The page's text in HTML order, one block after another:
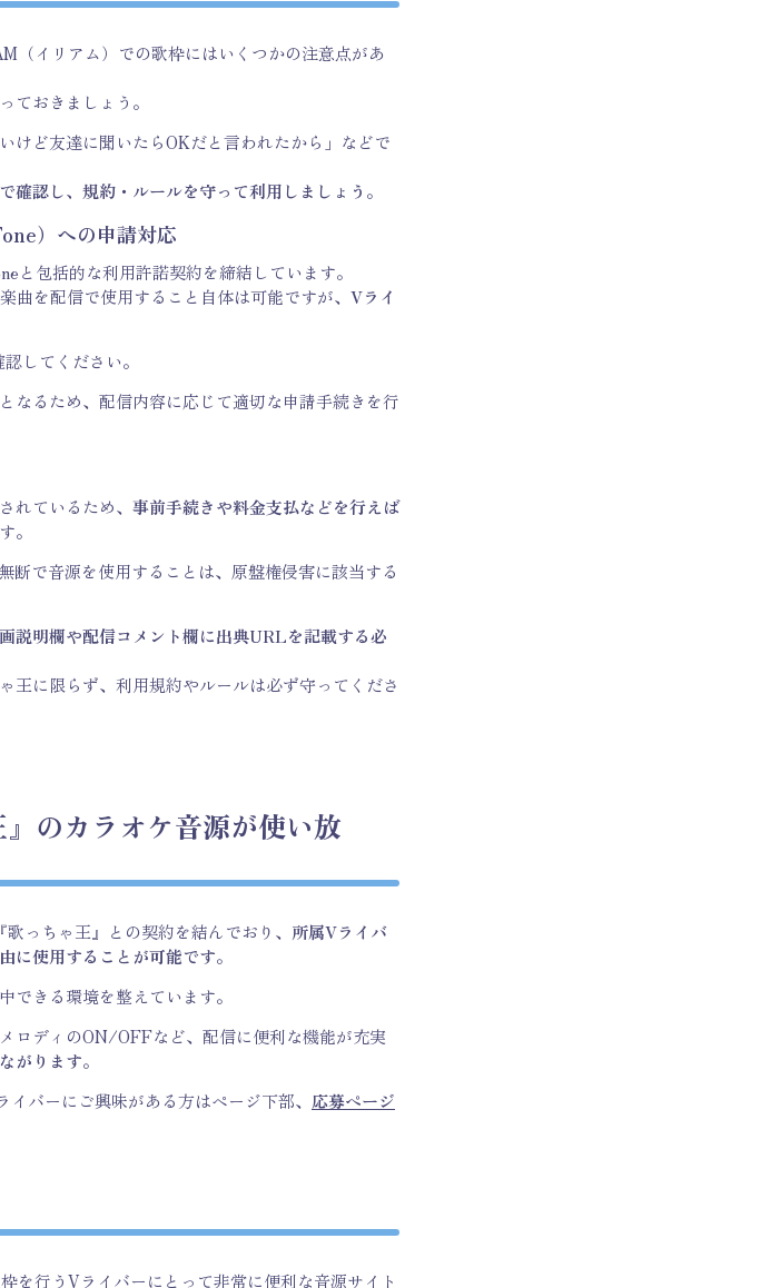
（イリアム） での歌枠にはいくつかの注意点があ
ておきましょう。
けど友達に聞いたらOKだと言われたから」などで
確認し、規約・ルールを守って利用しましょう 。
）への申請対応
と包括的な利用許諾契約を締結しています。
曲を配信で使用すること自体は可能ですが、 Vライ
認してください。
なるため、配信内容に応じて適切な申請手続きを行
れているため、 事前手続きや料金支払などを行えば
。
断で音源を使用することは、原盤権侵害に該当する
説明欄や配信コメント欄に出典URLを記載する必
王に限らず、利用規約やルールは必ず守ってくださ
のカラオケ音源が使い放
っちゃ王』との契約を結んでおり、 所属Vライバ
に使用することが可能です。
できる環境を整えています。
ロディのON/OFFなど、配信に便利な機能が充実
がります。
バーにご興味がある方はページ下部、 応募ページ
を行うVライバーにとって非常に便利な音源サイト